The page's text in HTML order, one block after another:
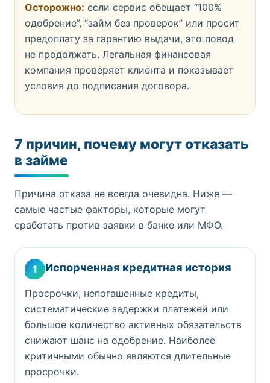
Осторожно: если сервис обещает “100%
одобрение”, “займ без проверок” или просит
предоплату за гарантию выдачи, это повод
не продолжать. Легальная финансовая
компания проверяет клиента и показывает
условия до подписания договора.
7 причин, почему могут отказать
в займе
Причина отказа не всегда очевидна. Ниже —
самые частые факторы, которые могут
сработать против заявки в банке или МФО.
1 Испорченная кредитная история
Просрочки, непогашенные кредиты,
систематические задержки платежей или
большое количество активных обязательств
снижают шанс на одобрение. Наиболее
критичными обычно являются длительные
просрочки.